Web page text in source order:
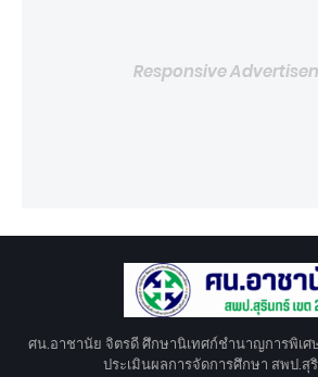
Responsive
ศน.อาชานัย จิตรดี ศึกษานิเทศก์ชำนาญการพิเศ
ประเมินผลการจัดการศึกษา สพป.สุ